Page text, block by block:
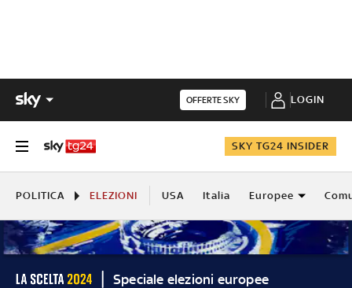
OFFERTE SKY LOGIN
SKY TG24 INSIDER
POLITICA ELEZIONI USA Italia Europee
Speciale elezioni europee